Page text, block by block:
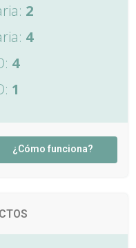
2
4
4
1
¿Cómo funciona?